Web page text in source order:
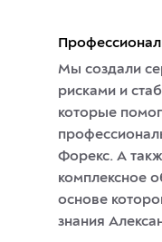
Мы создали
рисками и
которые
Форекс. А
комплексное
основе
знания